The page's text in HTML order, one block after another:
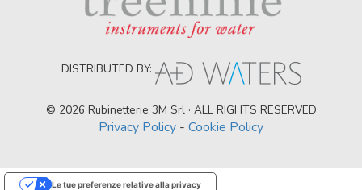
DISTRIBUTED BY:
© 2026 Rubinetterie 3M Srl · ALL RIGHTS RESERVED
Privacy Policy - Cookie Policy
Le tue preferenze relative alla privacy